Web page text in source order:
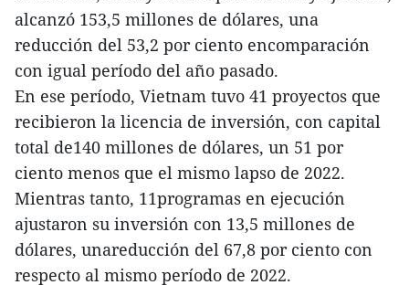
alcanzó 153,5 millones de dólares, una
reducción del 53,2 por ciento encomparación
con igual período del año pasado.
En ese período, Vietnam tuvo 41 proyectos que
recibieron la licencia de inversión, con capital
total de140 millones de dólares, un 51 por
ciento menos que el mismo lapso de 2022.
Mientras tanto, 11programas en ejecución
ajustaron su inversión con 13,5 millones de
dólares, unareducción del 67,8 por ciento con
respecto al mismo período de 2022.